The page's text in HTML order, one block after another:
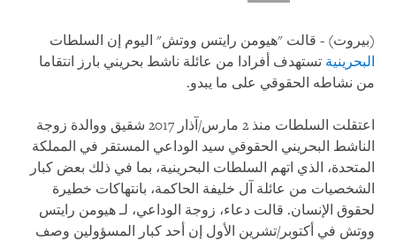
(بيروت) - قالت "هيومن رايتس ووتش" اليوم إن السلطات
البحرينية تستهدف أفرادا من عائلة ناشط بحريني بارز انتقاما
من نشاطه الحقوقي على ما يبدو.
اعتقلت السلطات منذ 2 مارس/آذار 2017 شقيق ووالدة زوجة
الناشط البحريني الحقوقي سيد الوداعي المستقر في المملكة
المتحدة، الذي اتهم السلطات البحرينية، بما في ذلك بعض كبار
الشخصيات من عائلة آل خليفة الحاكمة، بانتهاكات خطيرة
لحقوق الإنسان. قالت دعاء، زوجة الوداعي، لـ هيومن رايتس
ووتش في أكتوبر/تشرين الأول إن أحد كبار المسؤولين وصف